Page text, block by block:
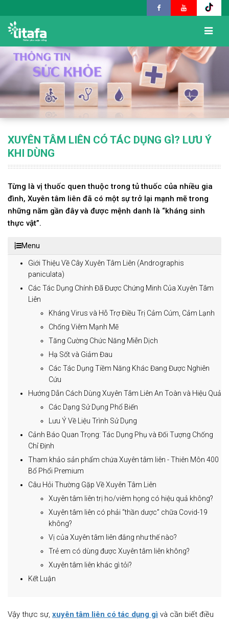
XUYÊN TÂM LIÊN CÓ TÁC DỤNG GÌ? LƯU Ý
KHI DÙNG
Từng là vị thuốc quen thuộc trong tủ thuốc của nhiều gia
đình, Xuyên tâm liên đã có một sự trở lại mạnh mẽ trong
những năm gần đây và được mệnh danh là “kháng sinh
thực vật”.
Menu
Giới Thiệu Về Cây Xuyên Tâm Liên (Andrographis
paniculata)
Các Tác Dụng Chính Đã Được Chứng Minh Của Xuyên Tâm
Liên
Kháng Virus và Hỗ Trợ Điều Trị Cảm Cúm, Cảm Lạnh
Chống Viêm Mạnh Mẽ
Tăng Cường Chức Năng Miễn Dịch
Hạ Sốt và Giảm Đau
Các Tác Dụng Tiềm Năng Khác Đang Được Nghiên
Cứu
Hướng Dẫn Cách Dùng Xuyên Tâm Liên An Toàn và Hiệu Quả
Các Dạng Sử Dụng Phổ Biến
Lưu Ý Về Liệu Trình Sử Dụng
Cảnh Báo Quan Trọng: Tác Dụng Phụ và Đối Tượng Chống
Chỉ Định
Tham khảo sản phẩm chứa Xuyên tâm liên - Thiên Môn 400
Bổ Phổi Premium
Câu Hỏi Thường Gặp Về Xuyên Tâm Liên
Xuyên tâm liên trị ho/viêm họng có hiệu quả không?
Xuyên tâm liên có phải “thần dược” chữa Covid-19
không?
Vị của Xuyên tâm liên đắng như thế nào?
Trẻ em có dùng được Xuyên tâm liên không?
Xuyên tâm liên khác gì tỏi?
Kết Luận
Vậy thực sự, xuyên tâm liên có tác dụng gì và cần biết điều